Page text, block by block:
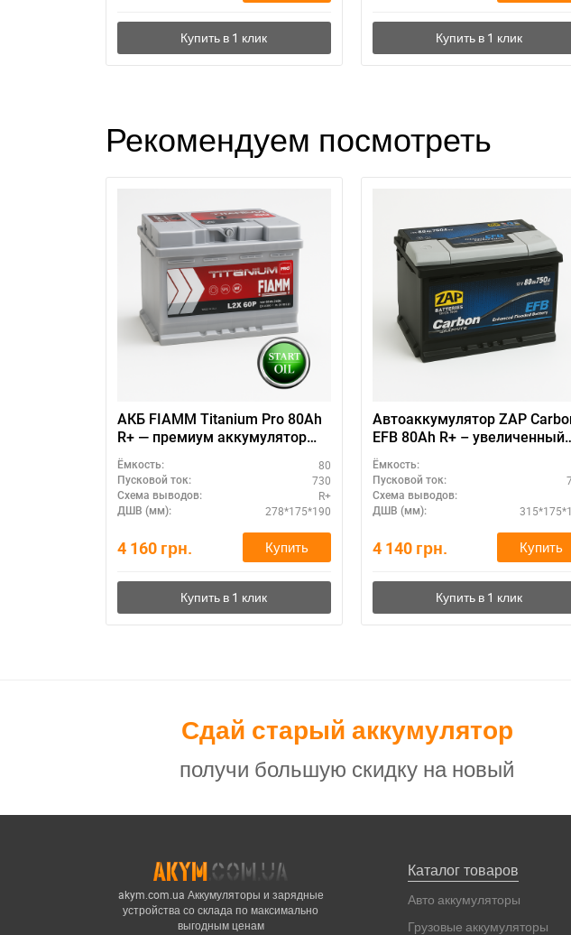
Рекомендуем посмотреть
АКБ FIAMM Titanium Pro 80Ah
R+ — премиум аккумулятор
для авто
Ёмкость: 80
Пусковой ток: 730
Схема выводов: R+
ДШВ (мм): 278*175*190
4 160 грн. Купить
Автоаккумулятор ZAP
EFB 80Аh R+ – увеличенный
ресурс
Ёмкость:
Пусковой ток:
Схема выводов:
ДШВ (мм):
4 140 грн. Купить
Сдай старый аккумулятор
получи большую скидку на новый
akym.com.ua Аккумуляторы и зарядные
устройства со склада по максимально
выгодным ценам
Каталог товаров
Авто аккумуляторы
Грузовые аккумуляторы